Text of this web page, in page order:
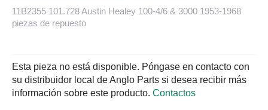
11B2355 101.728 Austin Healey 100-4/6 & 3000 1953-1968
piezas de repuesto
Esta pieza no está disponible. Póngase en contacto con
su distribuidor local de Anglo Parts si desea recibir más
información sobre este producto. Contactos